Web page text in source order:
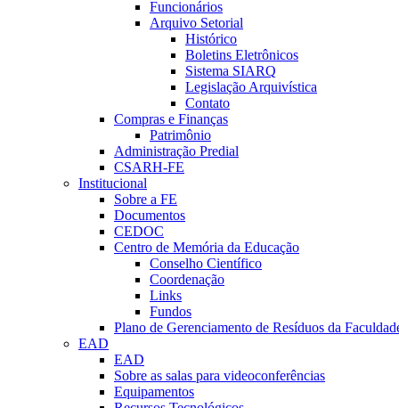
Funcionários
Arquivo Setorial
Histórico
Boletins Eletrônicos
Sistema SIARQ
Legislação Arquivística
Contato
Compras e Finanças
Patrimônio
Administração Predial
CSARH-FE
Institucional
Sobre a FE
Documentos
CEDOC
Centro de Memória da Educação
Conselho Científico
Coordenação
Links
Fundos
Plano de Gerenciamento de Resíduos da
EAD
EAD
Sobre as salas para videoconferências
Equipamentos